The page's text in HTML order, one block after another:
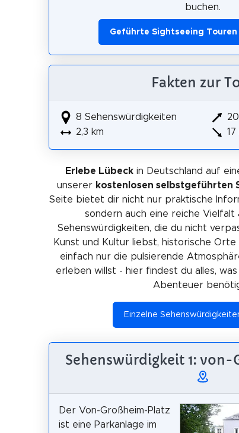
buchen.
Geführte Sightseeing
Fakten zur
8 Sehenswürdigkeiten
2,3 km
17
Erlebe Lübeck in Deutschland auf
unserer kostenlosen selbstgeführten
Seite bietet dir nicht nur praktische
sondern auch eine reiche Vielfalt
Sehenswürdigkeiten, die du nicht
Kunst und Kultur liebst, historische
einfach nur die pulsierende
erleben willst - hier findest du alles,
Abenteuer
Einzelne
Sehenswürdigkeit 1:
Der Von-Großheim-Platz
ist eine Parkanlage im